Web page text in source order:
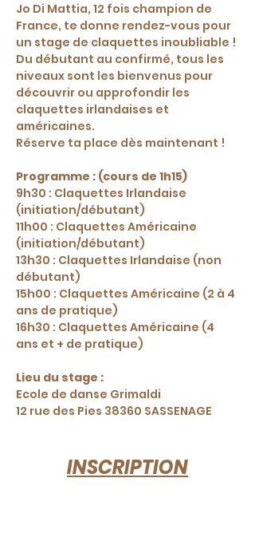
Jo Di Mattia, 12 fois champion de
France, te donne rendez-vous pour
un stage de claquettes inoubliable !
Du débutant au confirmé, tous les
niveaux sont les bienvenus pour
découvrir ou approfondir les
claquettes irlandaises et
américaines.
Réserve ta place dès maintenant !
Programme : (cours de 1h15)
9h30 : Claquettes Irlandaise
(initiation/débutant)
11h00 : Claquettes Américaine
(initiation/débutant)
13h30 : Claquettes Irlandaise (non
débutant)
15h00 : Claquettes Américaine (2 à 4
ans de pratique)
16h30 : Claquettes Américaine (4
ans et + de pratique)
Lieu du stage :
Ecole de danse Grimaldi
12 rue des Pies 38360 SASSENAGE
INSCRIPTION